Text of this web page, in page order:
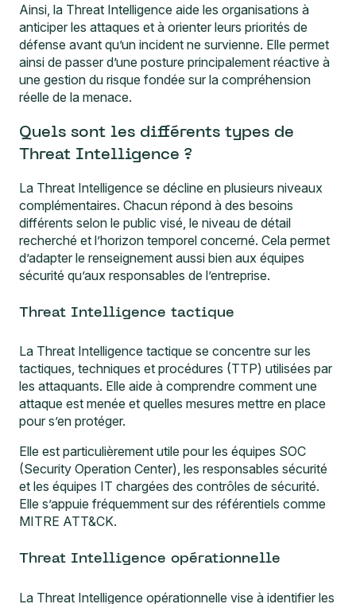
Ainsi, la Threat Intelligence aide les organisations à
anticiper les attaques et à orienter leurs priorités de
défense avant qu’un incident ne survienne. Elle permet
ainsi de passer d’une posture principalement réactive à
une gestion du risque fondée sur la compréhension
réelle de la menace.
Quels sont les différents types de
Threat Intelligence ?
La Threat Intelligence se décline en plusieurs niveaux
complémentaires. Chacun répond à des besoins
différents selon le public visé, le niveau de détail
recherché et l’horizon temporel concerné. Cela permet
d’adapter le renseignement aussi bien aux équipes
sécurité qu’aux responsables de l’entreprise.
Threat Intelligence tactique
La Threat Intelligence tactique se concentre sur les
tactiques, techniques et procédures (TTP) utilisées par
les attaquants. Elle aide à comprendre comment une
attaque est menée et quelles mesures mettre en place
pour s’en protéger.
Elle est particulièrement utile pour les équipes SOC
(Security Operation Center), les responsables sécurité
et les équipes IT chargées des contrôles de sécurité.
Elle s’appuie fréquemment sur des référentiels comme
MITRE ATT&CK.
Threat Intelligence opérationnelle
La Threat Intelligence opérationnelle vise à identifier les